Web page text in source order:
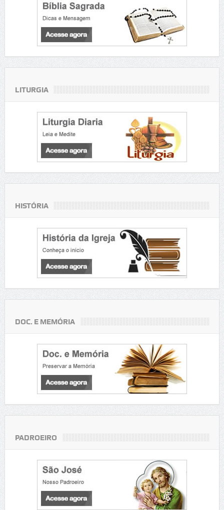
LITURGIA
HISTÓRIA
DOC. E MEMÓRIA
PADROEIRO